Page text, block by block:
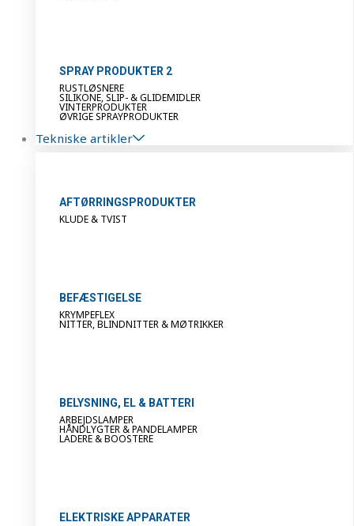
SPRAY PRODUKTER 2
RUSTLØSNERE
SILIKONE, SLIP- & GLIDEMIDLER
VINTERPRODUKTER
ØVRIGE SPRAYPRODUKTER
Tekniske artikler
AFTØRRINGSPRODUKTER
KLUDE & TVIST
BEFÆSTIGELSE
KRYMPEFLEX
NITTER, BLINDNITTER & MØTRIKKER
BELYSNING, EL & BATTERI
ARBEJDSLAMPER
HÅNDLYGTER & PANDELAMPER
LADERE & BOOSTERE
ELEKTRISKE APPARATER